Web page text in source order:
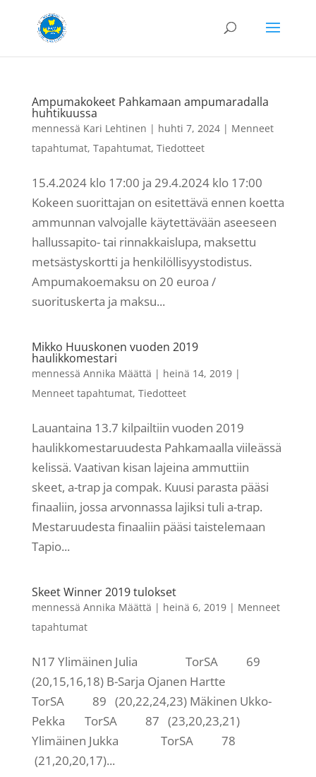
Ampumakokeet Pahkamaan ampumaradalla
huhtikuussa
mennessä Kari Lehtinen | huhti 7, 2024| Menneet
tapahtumat, Tapahtumat, Tiedotteet
15.4.2024 klo 17:00 ja 29.4.2024 klo 17:00
Kokeen suorittajan on esitettävä ennen koetta
ammunnan valvojalle käytettävään aseeseen
hallussapito- tai rinnakkaislupa, maksettu
metsästyskortti ja henkilöllisyystodistus.
Ampumakoemaksu on 20 euroa /
suorituskerta ja maksu...
Mikko Huuskonen vuoden 2019
haulikkomestari
mennessä Annika Määttä | heinä 14, 2019|
Menneet tapahtumat, Tiedotteet
Lauantaina 13.7 kilpailtiin vuoden 2019
haulikkomestaruudesta Pahkamaalla viileässä
kelissä. Vaativan kisan lajeina ammuttiin
skeet, a-trap ja compak. Kuusi parasta pääsi
finaaliin, jossa arvonnassa lajiksi tuli a-trap.
Mestaruudesta finaaliin pääsi taistelemaan
Tapio...
Skeet Winner 2019 tulokset
mennessä Annika Määttä | heinä 6, 2019| Menneet
tapahtumat
N17 Ylimäinen Julia TorSA 69
(20,15,16,18) B-Sarja Ojanen Hartte
TorSA 89 (20,22,24,23) Mäkinen Ukko-
Pekka TorSA 87 (23,20,23,21)
Ylimäinen Jukka TorSA 78
(21,20,20,17)...